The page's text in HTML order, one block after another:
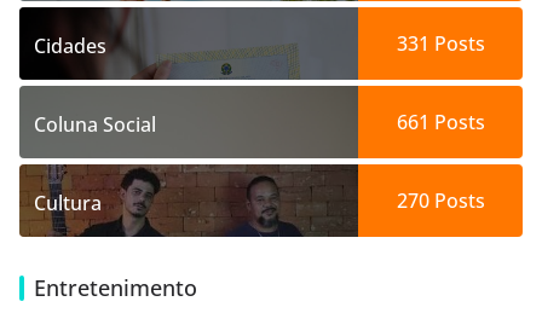
Cidades 331 Posts
Coluna Social 661 Posts
Cultura 270Posts
Entretenimento